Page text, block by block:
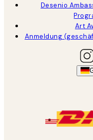
Desenio
Art
Anmeldung